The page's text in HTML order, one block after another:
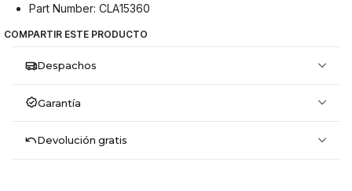
Part Number: CLA15360
COMPARTIR ESTE PRODUCTO
Despachos
Garantía
Devolución gratis